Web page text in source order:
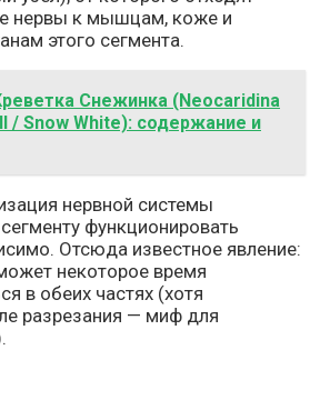
нервы к мышцам, коже и
этого сегмента.
Снежинка (Neocaridina
/ Snow White): содержание и
нервной системы
функционировать
Отсюда известное явление:
некоторое время
в обеих частях (хотя
разрезания — миф для